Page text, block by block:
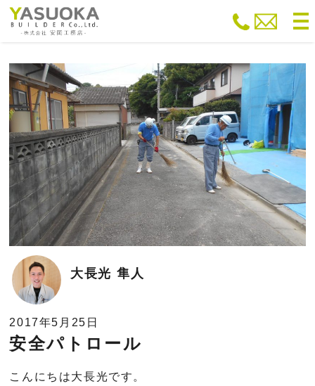
大長光 隼人
2017年5月25日
安全パトロール
こんにちは大長光です。